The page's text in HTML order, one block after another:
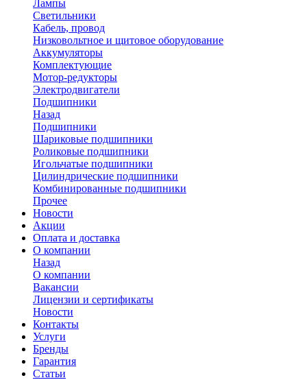
Лампы
Светильники
Кабель, провод
Низковольтное и щитовое оборудование
Аккумуляторы
Комплектующие
Мотор-редукторы
Электродвигатели
Подшипники
Назад
Подшипники
Шариковые подшипники
Роликовые подшипники
Игольчатые подшипники
Цилиндрические подшипники
Комбинированные подшипники
Прочее
Новости
Акции
Оплата и доставка
О компании
Назад
О компании
Вакансии
Лицензии и сертификаты
Новости
Контакты
Услуги
Бренды
Гарантия
Статьи